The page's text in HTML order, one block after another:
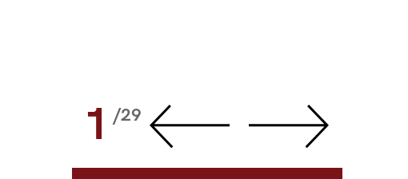
1 /29